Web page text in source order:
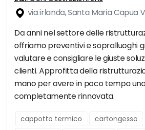
via irlanda, Santa Maria Capua
Da anni nel settore delle
offriamo preventivi e sopralluoghi
valutare e consigliare le giuste
clienti. Approfitta della
mano per avere in poco tempo
completamente rinnovata.
cappotto termico cartongesso